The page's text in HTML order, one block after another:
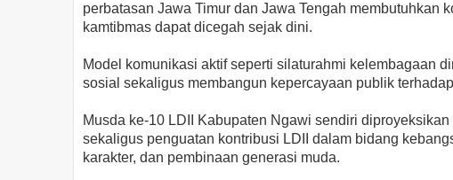
perbatasan Jawa Timur dan Jawa Tengah membutuhkan
kamtibmas dapat dicegah sejak dini.
Model komunikasi aktif seperti silaturahmi kelembagaan
sosial sekaligus membangun kepercayaan publik
Musda ke-10 LDII Kabupaten Ngawi sendiri
sekaligus penguatan kontribusi LDII dalam bidang
karakter, dan pembinaan generasi muda.